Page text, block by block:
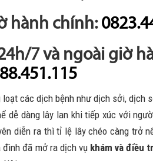
hành chính:
7 và ngoài giờ
các dịch bệnh như dịch sởi, dịch
dễ dàng lây lan khi tiếp xúc với
diễn ra thì tỉ lệ lây chéo càng trở
đình đã mở ra dịch vụ khám và điều